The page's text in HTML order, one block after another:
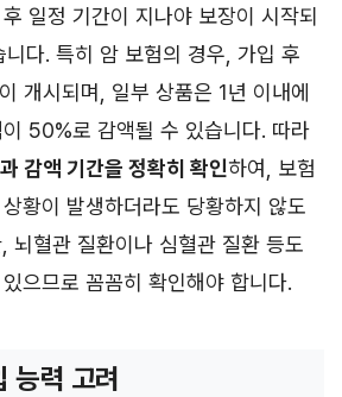
일정 기간이 지나야 보장이 시작되
니다. 특히 암 보험의 경우, 가입 후
개시되며, 일부 상품은 1년 이내에
50%로 감액될 수 있습니다. 따라
감액 기간을 정확히 확인하여, 보험
황이 발생하더라도 당황하지 않도
뇌혈관 질환이나 심혈관 질환 등도
으므로 꼼꼼히 확인해야 합니다.
능력 고려